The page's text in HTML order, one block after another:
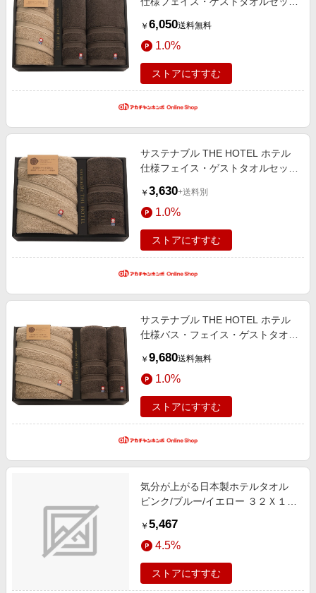
担 内祝い・お返しギフト 生活雑
貨・タオルギフト 今治タオル
￥ 6,050送料無料
1.0%
ストアにすすむ
サステナブル THE HOTEL ホテル
仕様フェイス・ゲストタオルセット
お返しギフト 生活雑貨・タオルギ
フト 今治タオル
￥ 3,630+送料別
1.0%
ストアにすすむ
サステナブル THE HOTEL ホテル
仕様バス・フェイス・ゲストタオル
料当社負担 内祝い・お返しギフト
生活雑貨・タオルギフト 今治タオ
ル
￥ 9,680送料無料
1.0%
ストアにすすむ
気分が上がる日本製ホテルタオル
ピンク/ブルー/イエロー ３２Ｘ１０
本製 ロングセラー
￥ 5,467
4.5%
ストアにすすむ